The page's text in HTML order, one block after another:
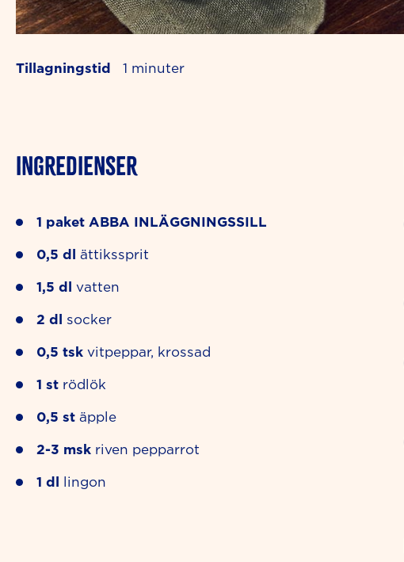
Tillagningstid 1
INGREDIENSER
1 paket ABBA INLÄGGNINGSSILL
0,5 dl ättikssprit
1,5 dl vatten
2 dl socker
0,5 tsk vitpeppar, krossad
1 st rödlök
0,5 st äpple
2-3 msk riven pepparrot
1 dl lingon